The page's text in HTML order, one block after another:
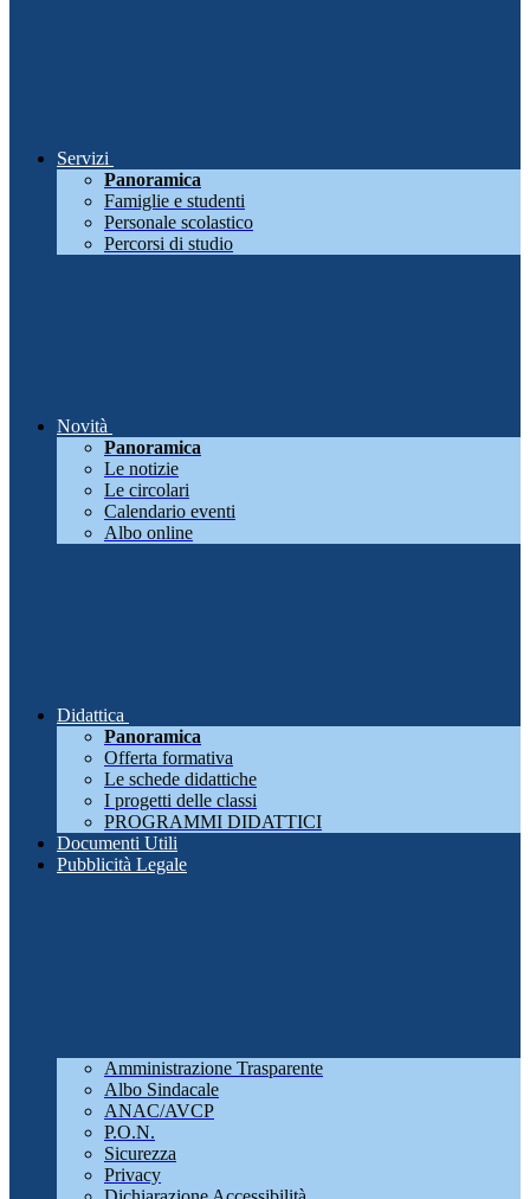
Servizi
Panoramica
Famiglie e studenti
Personale scolastico
Percorsi di studio
Novità
Panoramica
Le notizie
Le circolari
Calendario eventi
Albo online
Didattica
Panoramica
Offerta formativa
Le schede didattiche
I progetti delle classi
PROGRAMMI DIDATTICI
Documenti Utili
Pubblicità Legale
Amministrazione Trasparente
Albo Sindacale
ANAC/AVCP
P.O.N.
Sicurezza
Privacy